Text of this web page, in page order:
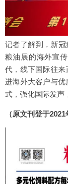
记者了解到，新
粮油展的海外宣
代，线下国际往
进海外大客户与
式，强化国际发声
（原文刊登于